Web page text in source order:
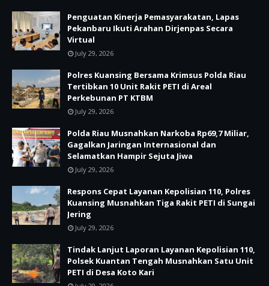
Penguatan Kinerja Pemasyarakatan, Lapas
Pekanbaru Ikuti Arahan Dirjenpas Secara
Virtual
July 29, 2026
Polres Kuansing Bersama Krimsus Polda Riau
Tertibkan 10 Unit Rakit PETI di Areal
Perkebunan PT KTBM
July 29, 2026
Polda Riau Musnahkan Narkoba Rp69,7 Miliar,
Gagalkan Jaringan Internasional dan
Selamatkan Hampir Sejuta Jiwa
July 29, 2026
Respons Cepat Layanan Kepolisian 110, Polres
Kuansing Musnahkan Tiga Rakit PETI di Sungai
Jering
July 29, 2026
Tindak Lanjut Laporan Layanan Kepolisian 110,
Polsek Kuantan Tengah Musnahkan Satu Unit
PETI di Desa Koto Kari